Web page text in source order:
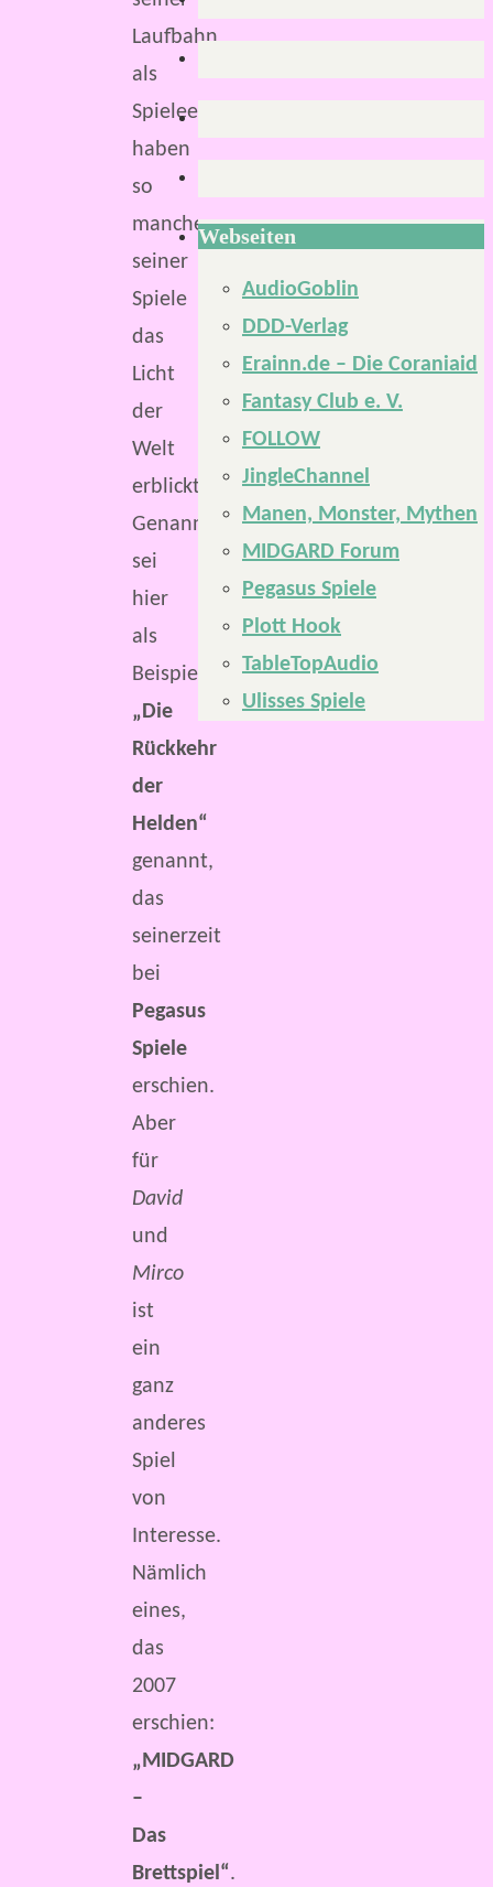
Laufbahn
als
Spieleentwickler
haben
so
manche
seiner
Spiele
das
Licht
der
Welt
erblickt.
Genannt
sei
hier
als
Beispiel
„Die
Rückkehr
der
Helden“
genannt,
das
seinerzeit
bei
Pegasus
Spiele
erschien.
Aber
für
David
und
Mirco
ist
ein
ganz
anderes
Spiel
von
Interesse.
Nämlich
eines,
das
2007
erschien:
„MIDGARD
–
Das
Brettspiel“.
Webseiten
AudioGoblin
DDD-Verlag
Erainn.de – Die Coraniaid
Fantasy Club e. V.
FOLLOW
JingleChannel
Manen, Monster, Mythen
MIDGARD Forum
Pegasus Spiele
Plott Hook
TableTopAudio
Ulisses Spiele